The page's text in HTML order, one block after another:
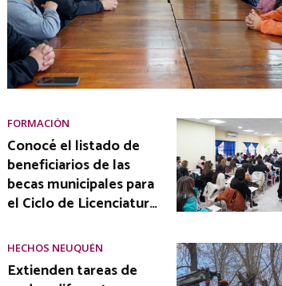
FORMACIÓN
Conocé el listado de
beneficiarios de las
becas municipales para
el Ciclo de Licenciatur…
HECHOS NEUQUÉN
Extienden tareas de